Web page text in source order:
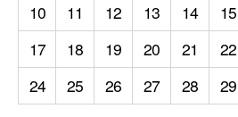
Media
Μπαρτσελόνα
Ρεάλ
Μαδρίτης
10
11 12 13 14 15
17
18 19 20 21 22
24
25 26 27 28 29